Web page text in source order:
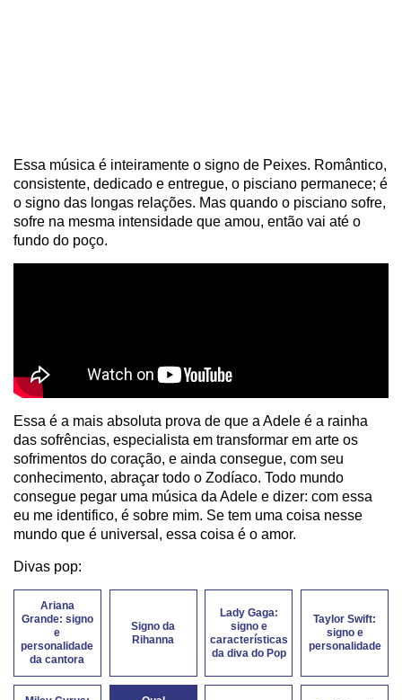
Essa música é inteiramente o signo de Peixes. Romântico,
consistente, dedicado e entregue, o pisciano permanece; é
o signo das longas relações. Mas quando o pisciano sofre,
sofre na mesma intensidade que amou, então vai até o
fundo do poço.
Essa é a mais absoluta prova de que a Adele é a rainha
das sofrências, especialista em transformar em arte os
sofrimentos do coração, e ainda consegue, com seu
conhecimento, abraçar todo o Zodíaco. Todo mundo
consegue pegar uma música da Adele e dizer: com essa
eu me identifico, é sobre mim. Se tem uma coisa nesse
mundo que é universal, essa coisa é o amor.
Divas pop:
Ariana
Grande: signo
e
personalidade
da cantora
Signo da
Rihanna
Lady Gaga:
signo e
características
da diva do Pop
Taylor Swift:
signo e
personalidade